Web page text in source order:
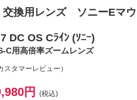
交換用レンズ ソニーEマ
DC OS Cﾗｲﾝ (ｿﾆｰ)
C用高倍率ズームレンズ
スタマーレビュー）
円
(税込)